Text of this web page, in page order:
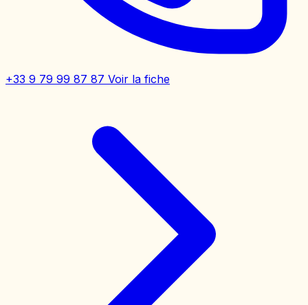
+33 9 79 99 87 87 Voir la fiche